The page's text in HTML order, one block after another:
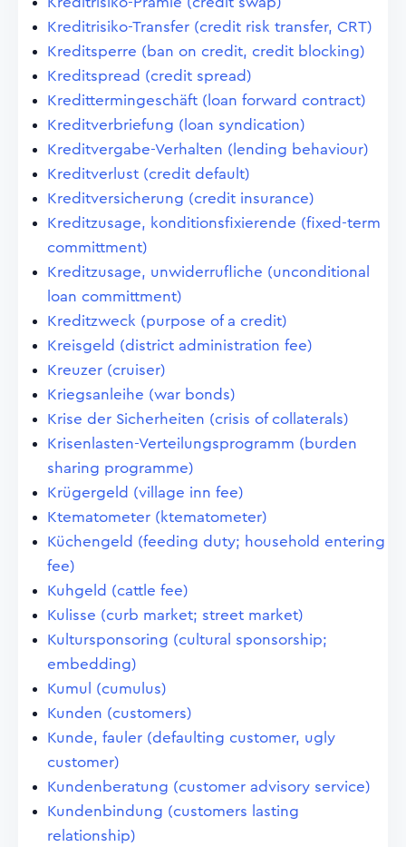
Kreditrisiko-Transfer (credit risk transfer, CRT)
Kreditsperre (ban on credit, credit blocking)
Kreditspread (credit spread)
Kredittermingeschäft (loan forward contract)
Kreditverbriefung (loan syndication)
Kreditvergabe-Verhalten (lending behaviour)
Kreditverlust (credit default)
Kreditversicherung (credit insurance)
Kreditzusage, konditionsfixierende (fixed-term
committment)
Kreditzusage, unwiderrufliche (unconditional
loan committment)
Kreditzweck (purpose of a credit)
Kreisgeld (district administration fee)
Kreuzer (cruiser)
Kriegsanleihe (war bonds)
Krise der Sicherheiten (crisis of collaterals)
Krisenlasten-Verteilungsprogramm (burden
sharing programme)
Krügergeld (village inn fee)
Ktematometer (ktematometer)
Küchengeld (feeding duty; household entering
fee)
Kuhgeld (cattle fee)
Kulisse (curb market; street market)
Kultursponsoring (cultural sponsorship;
embedding)
Kumul (cumulus)
Kunden (customers)
Kunde, fauler (defaulting customer, ugly
customer)
Kundenberatung (customer advisory service)
Kundenbindung (customers lasting
relationship)